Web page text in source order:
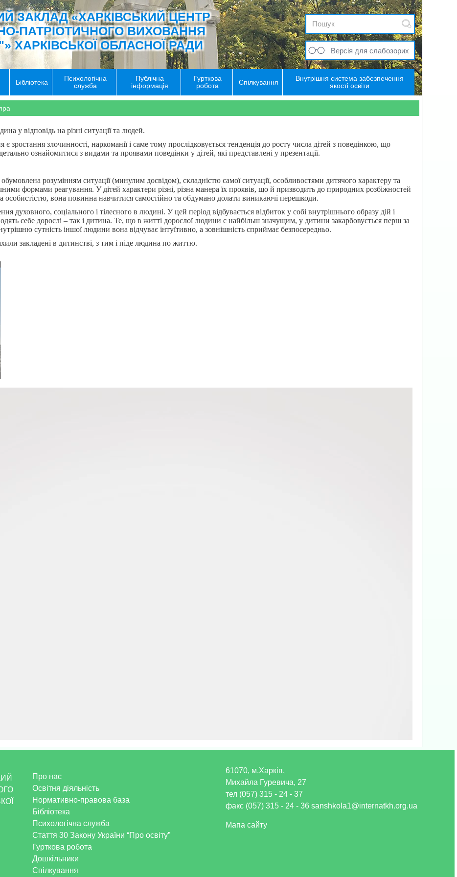
ЗАКЛАД «ХАРКІВСЬКИЙ ЦЕНТР
ПАТРІОТИЧНОГО ВИХОВАННЯ
ХАРКІВСЬКОЇ ОБЛАСНОЇ РАДИ
Версія для слабозорих
Бібліотека
Психологічна
служба
Публічна
інформація
Гурткова
робота
Спілкування
Внутрішня система забезпечення
якості освіти
у відповідь на різні ситуації та людей.
зростання злочинності, наркоманії і саме тому прослідковується тенденція до росту числа дітей з поведінкою, що
ознайомитися з видами та проявами поведінки у дітей, які представлені у презентації.
розумінням ситуації (минулим досвідом), складністю самої ситуації, особливостями дитячого характеру та
формами реагування. У дітей характери різні, різна манера їх проявів, що й призводить до природних розбіжностей
особистістю, вона повинна навчитися самостійно та обдумано долати виникаючі перешкоди.
духовного, соціального і тілесного в людині. У цей період відбувається відбиток у собі внутрішнього образу дій і
себе дорослі – так і дитина. Те, що в житті дорослої людини є найбільш значущим, у дитини закарбовується перш за
сутність іншої людини вона відчуває інтуїтивно, а зовнішність сприймає безпосередньо.
закладені в дитинстві, з тим і піде людина по життю.
для збільшення чи зменшення гучності.
Про нас
Освітня діяльність
Нормативно-правова база
Бібліотека
Психологічна служба
Стаття 30 Закону України “Про освіту”
Гурткова робота
Дошкільники
Спілкування
61070, м.Харків,
Михайла Гуревича, 27
тел (057) 315 - 24 - 37
факс (057) 315 - 24 - 36 sanshkola1@internatkh.org.ua
Мапа сайту